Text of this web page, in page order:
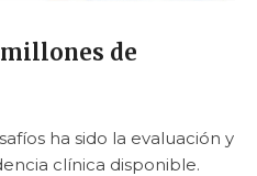
de
ha sido la evaluación y
clínica disponible.